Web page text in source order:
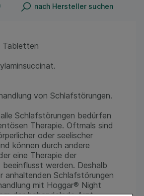
nach Hersteller suchen
Tabletten
von Schlafstörungen.
Schlafstörungen bedürfen
Therapie. Oftmals sind
oder seelischer
können durch andere
eine Therapie der
beeinflusst werden. Deshalb
anhaltenden Schlafstörungen
mit Hoggar® Night